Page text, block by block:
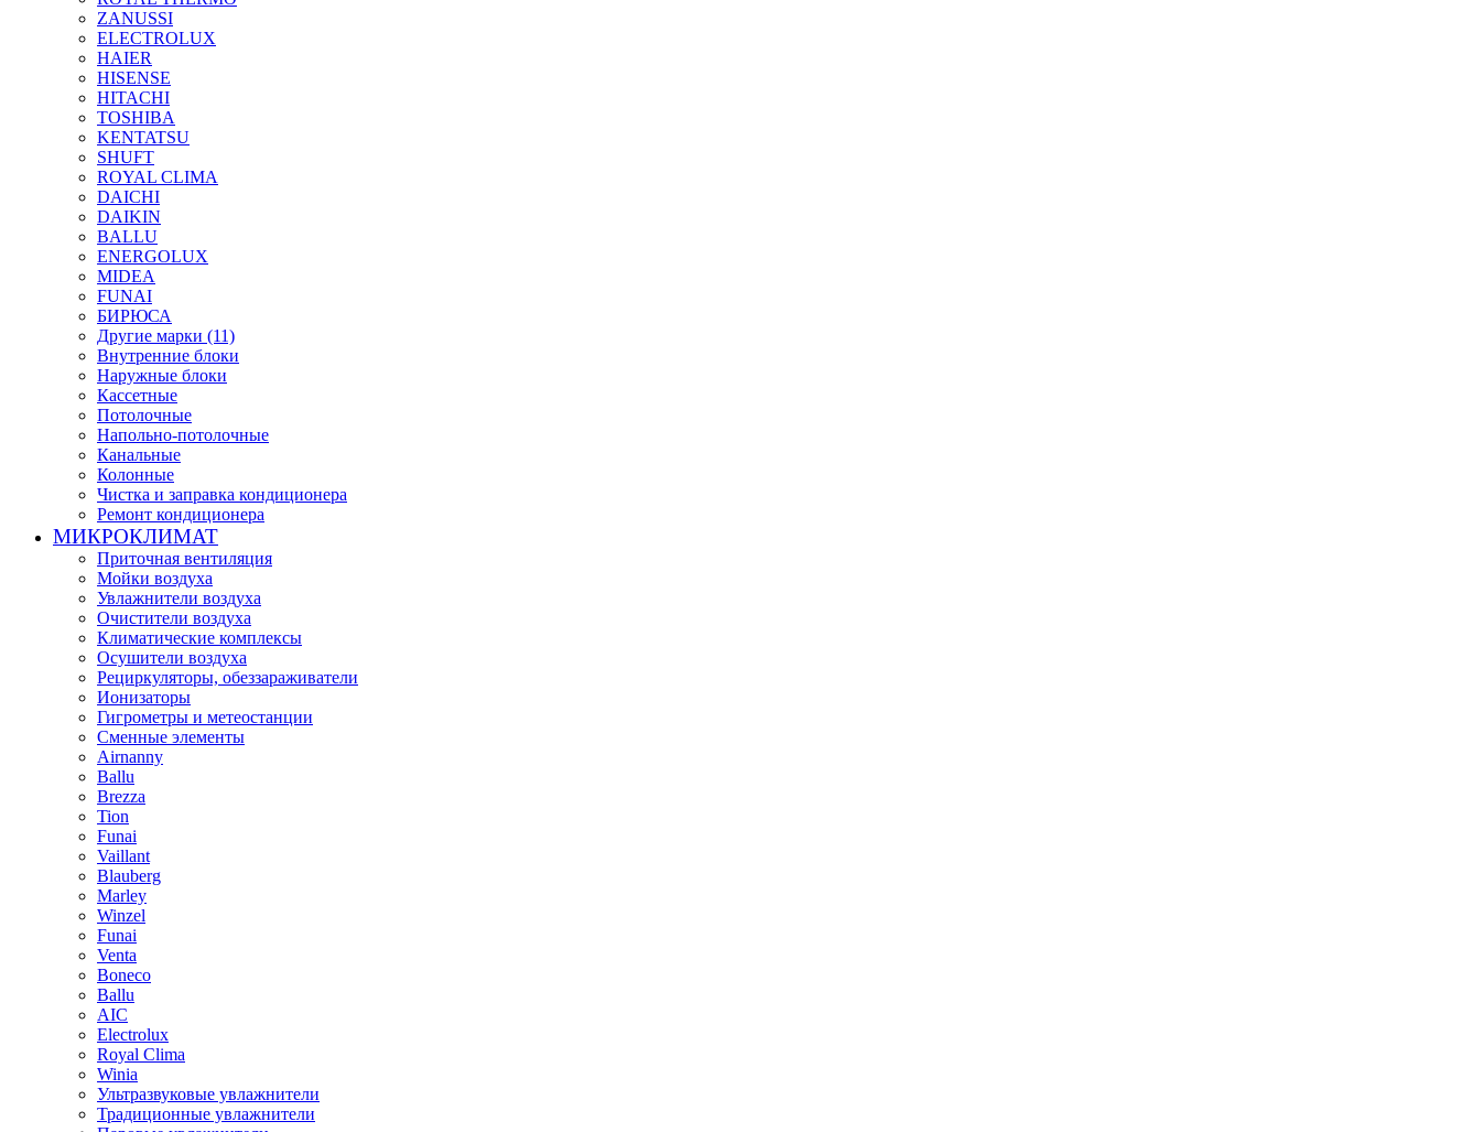
ZANUSSI
ELECTROLUX
HAIER
HISENSE
HITACHI
TOSHIBA
KENTATSU
SHUFT
ROYAL CLIMA
DAICHI
DAIKIN
BALLU
ENERGOLUX
MIDEA
FUNAI
БИРЮСА
Другие марки (11)
Внутренние блоки
Наружные блоки
Кассетные
Потолочные
Напольно-потолочные
Канальные
Колонные
Чистка и заправка кондиционера
Ремонт кондиционера
МИКРОКЛИМАТ
Приточная вентиляция
Мойки воздуха
Увлажнители воздуха
Очистители воздуха
Климатические комплексы
Осушители воздуха
Рециркуляторы, обеззараживатели
Ионизаторы
Гигрометры и метеостанции
Сменные элементы
Airnanny
Ballu
Brezza
Tion
Funai
Vaillant
Blauberg
Marley
Winzel
Funai
Venta
Boneco
Ballu
AIC
Electrolux
Royal Clima
Winia
Ультразвуковые увлажнители
Традиционные увлажнители